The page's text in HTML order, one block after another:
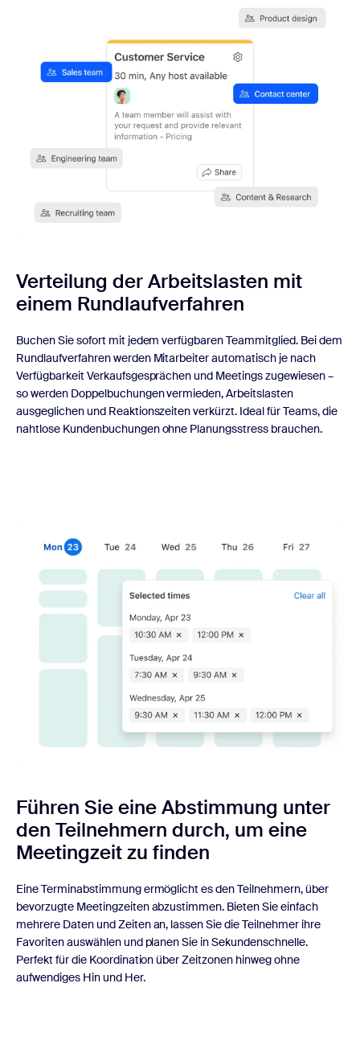
Verteilung der Arbeitslasten mit
einem Rundlaufverfahren
Buchen Sie sofort mit jedem verfügbaren Teammitglied. Bei dem
Rundlaufverfahren werden Mitarbeiter automatisch je nach
Verfügbarkeit Verkaufsgesprächen und Meetings zugewiesen –
so werden Doppelbuchungen vermieden, Arbeitslasten
ausgeglichen und Reaktionszeiten verkürzt. Ideal für Teams, die
nahtlose Kundenbuchungen ohne Planungsstress brauchen.
Führen Sie eine Abstimmung unter
den Teilnehmern durch, um eine
Meetingzeit zu finden
Eine Terminabstimmung ermöglicht es den Teilnehmern, über
bevorzugte Meetingzeiten abzustimmen. Bieten Sie einfach
mehrere Daten und Zeiten an, lassen Sie die Teilnehmer ihre
Favoriten auswählen und planen Sie in Sekundenschnelle.
Perfekt für die Koordination über Zeitzonen hinweg ohne
aufwendiges Hin und Her.